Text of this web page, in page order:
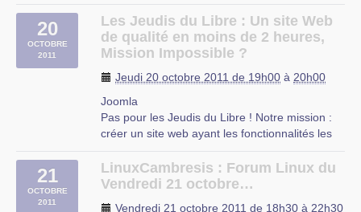
À Lille, Nord-Pas-de-Calais
Description
L’UFJ organise des cours d’initiation à Linux
20h à partir du 5 octobre 2011 jusqu’a fin juin
2012 dans les locaux de (…)
UFJ
rue du Mal-Assis
20
OCTOBRE
2011
Les Jeudis du Libre : Un site Web
de qualité en moins de 2 heures,
Mission Impossible ?
Jeudi 20 octobre 2011 de 19h00 à 20h00
Joomla
Pas pour les Jeudis du Libre ! Notre mission :
créer un site web ayant les fonctionnalités les
notre arme secrète : Joomla ! Fonctionnalités
qui seront abordées : installation, droits
21
OCTOBRE
2011
LinuxCambresis : Forum Linux du
Vendredi 21 octobre…
Vendredi 21 octobre 2011 de 18h30 à 22h30